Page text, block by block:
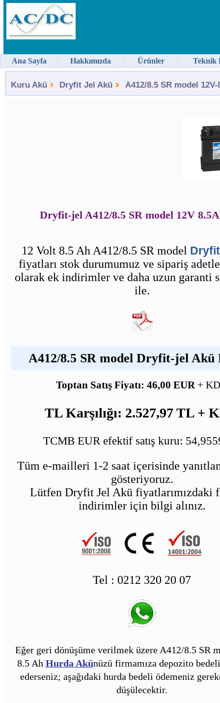
Kuru Akü Dryfit Jel Akü A412/8.5 SR model
Dryfit-jel A412/8.5 SR model 12V
12 Volt 8.5 Ah A412/8.5 SR model
fiyatları stok durumumuz ve sipariş
olarak ek indirimler ve daha uzun garanti
ile.
A412/8.5 SR model Dryfit-jel Akü
Toptan Satış Fiyatı: 46,00 EUR +
TL Karşılığı: 2.527,97 TL +
TCMB EUR efektif satış kuru:
Tüm e-mailleri 1-2 saat içerisinde
gösteriyoruz.
Lütfen Dryfit Jel Akü fiyatlarımızdaki
indirimler için bilgi alınız.
Tel : 0212 320 20 07
Eğer geri dönüşüme verilmek üzere A412/8.5 SR
8.5 Ah Hurda Akünüzü firmamıza depozito
ederseniz; aşağıdaki hurda bedeli ödemeniz
düşülecektir.
Ana Sayfa Hakkımızda Ürünler Teknik